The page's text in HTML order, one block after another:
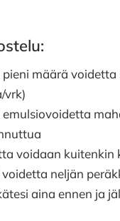
pieni määrä
vrk)
emulsiovoidetta
voidaan kuitenkin
neljän
aina ennen ja